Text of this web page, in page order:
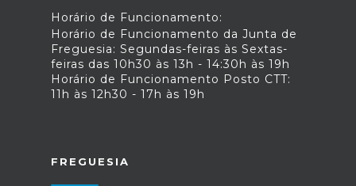
Horário de Funcionamento:
Horário de Funcionamento da Junta de
Freguesia: Segundas-feiras às Sextas-
feiras das 10h30 às 13h - 14:30h às 19h
Horário de Funcionamento Posto CTT:
11h às 12h30 - 17h às 19h
FREGUESIA